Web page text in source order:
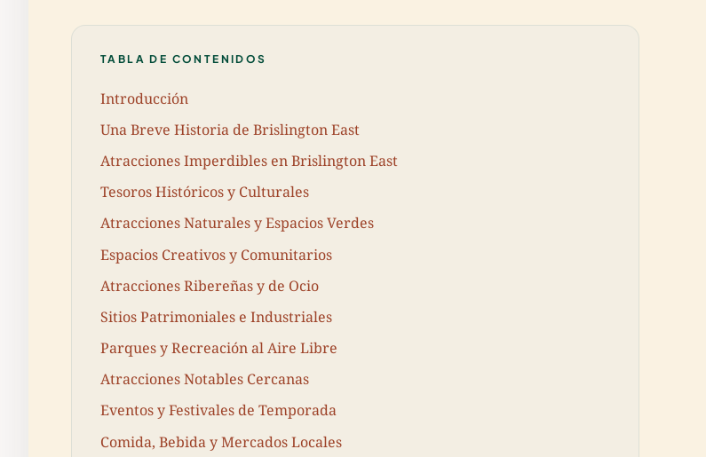
TABLA DE CONTENIDOS
Introducción
Una Breve Historia de Brislington East
Atracciones Imperdibles en Brislington East
Tesoros Históricos y Culturales
Atracciones Naturales y Espacios Verdes
Espacios Creativos y Comunitarios
Atracciones Ribereñas y de Ocio
Sitios Patrimoniales e Industriales
Parques y Recreación al Aire Libre
Atracciones Notables Cercanas
Eventos y Festivales de Temporada
Comida, Bebida y Mercados Locales